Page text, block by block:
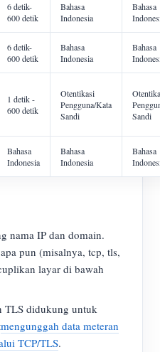
6 detik-
600 detik
Bahasa
Indonesia
Bahasa
6 detik-
600 detik
Bahasa
Indonesia
Bahasa
1 detik -
600 detik
Otentikasi
Pengguna/Kata
Sandi
Sandi
Bahasa
Indonesia
Bahasa
Indonesia
Bahasa
nama IP dan domain.
pun (misalnya, tcp, tls,
layar di bawah
TLS didukung untuk
mengunggah data meteran
TCP/TLS.